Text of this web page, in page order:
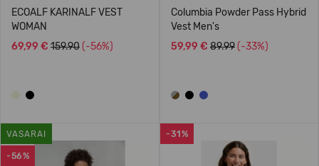
ECOALF KARINALF VEST
WOMAN
69,99 € 159.90 (-56%)
Columbia Powder Pass Hybrid
Vest Men's
59,99 € 89.99 (-33%)
-56%
VASARAI -31%